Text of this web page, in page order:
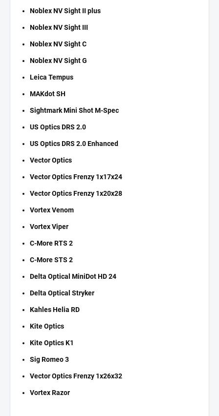
Noblex NV Sight II plus
Noblex NV Sight III
Noblex NV Sight C
Noblex NV Sight G
Leica Tempus
MAKdot SH
Sightmark Mini Shot M-Spec
US Optics DRS 2.0
US Optics DRS 2.0 Enhanced
Vector Optics
Vector Optics Frenzy 1x17x24
Vector Optics Frenzy 1x20x28
Vortex Venom
Vortex Viper
C-More RTS 2
C-More STS 2
Delta Optical MiniDot HD 24
Delta Optical Stryker
Kahles Helia RD
Kite Optics
Kite Optics K1
Sig Romeo 3
Vector Optics Frenzy 1x26x32
Vortex Razor